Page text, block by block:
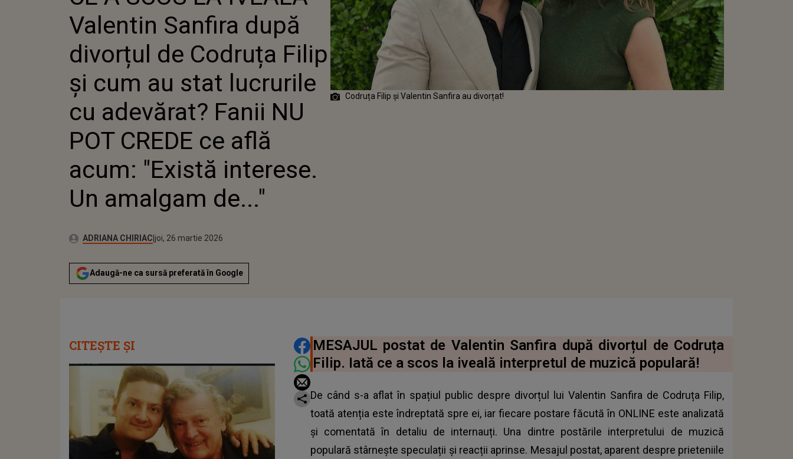
CODRUȚA FILIP ȘI CUM
AU STAT LUCRURILE CU
ADEVĂRAT? FANII NU
POT CREDE CE AFLĂ
ACUM: "EXISTĂ
INTERESE. UN
AMALGAM DE..."
Valentin Sanfira după
divorțul de Codruța Filip
și cum au stat lucrurile
cu adevărat? Fanii NU
POT CREDE ce află
acum: "Există interese.
Un amalgam de..."
Autor:ADRIANA CHIRIACPublicat:
joi, 26 martie 2026
Actualizat:
joi, 26 martie 2026
Adaugă-ne ca sursă preferată în Google
Codruța Filip și Valentin Sanfira au divorțat!
DISTRIBUIE ARTICOLUL
MESAJUL postat de Valentin Sanfira după divorțul de Codruța
Filip. Iată ce a scos la iveală interpretul de muzică populară!
De când s-a aflat în spațiul public despre divorțul lui Valentin Sanfira de Codruța Filip,
toată atenția este îndreptată spre ei, iar fiecare postare făcută în ONLINE este analizată
și comentată în detaliu de internauți. Una dintre postările interpretului de muzică
populară stârnește speculații și reacții aprinse. Mesajul postat, aparent despre prieteniile
CITEȘTE ȘI